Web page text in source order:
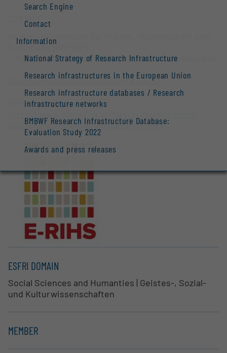
Search Engine
Contact
Information
National Strategy of Research Infrastructure
Research infrastructures in the European Union
Research infrastructure databases / Research
infrastructure networks
BMBWF Research Infrastructure Database:
Evaluation Study 2022
Awards and press releases
CONTACT
Bundesministerium für Frauen, Wissenschaft und
Forschung (BMFWF)
-- Federal Ministry of Women, Science and Research
forschungsinfrastruktur@bmfwf.gv.at
BMFWF-Website:
eu/eu-forschungsinfrastrukturen.html
ESFRI DOMAIN
Social Sciences and Humanties | Geistes-, Sozial-
und Kulturwissenschaften
MEMBER